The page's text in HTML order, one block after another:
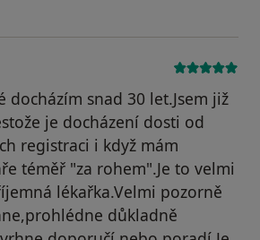
docházím snad 30 let.Jsem již
je docházení dosti od
registraci i když mám
téměř "za rohem".Je to velmi
lékařka.Velmi pozorně
důkladně